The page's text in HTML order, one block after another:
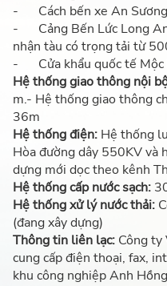
-
Cách bến xe An
-
Cảng Bến Lức Long
nhận tàu có trọng tải từ
-
Cửa khẩu quốc tế
Hệ thống giao thông nội
m.- Hệ thống giao thông
36m
Hệ thống điện: Hệ thống
Hòa đường dây 550KV và
dựng mới dọc theo kênh
Hệ thống cấp nước sạch:
Hệ thống xử lý nước thải:
(đang xây dựng)
Thông tin liên lạc: Công ty
cung cấp điện thoại, fax,
khu công nghiệp Anh Hồng